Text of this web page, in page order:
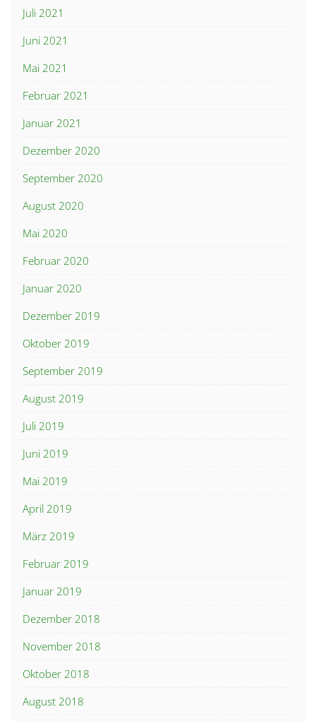
Juli 2021
Juni 2021
Mai 2021
Februar 2021
Januar 2021
Dezember 2020
September 2020
August 2020
Mai 2020
Februar 2020
Januar 2020
Dezember 2019
Oktober 2019
September 2019
August 2019
Juli 2019
Juni 2019
Mai 2019
April 2019
März 2019
Februar 2019
Januar 2019
Dezember 2018
November 2018
Oktober 2018
August 2018